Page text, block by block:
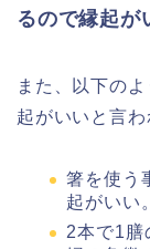
るので縁起が
また、以下の
起がいいと言わ
箸を使う
起がいい。
2本で1膳